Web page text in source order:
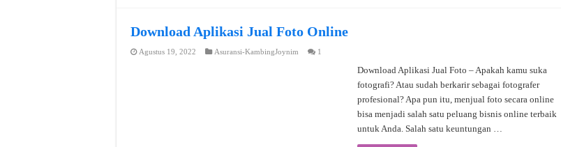
Download Aplikasi Jual Foto Online
Agustus 19, 2022 Asuransi-KambingJoynim 1
Download Aplikasi Jual Foto – Apakah kamu suka
fotografi? Atau sudah berkarir sebagai fotografer
profesional? Apa pun itu, menjual foto secara online
bisa menjadi salah satu peluang bisnis online terbaik
untuk Anda. Salah satu keuntungan …